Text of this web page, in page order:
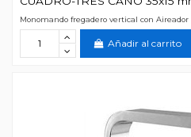
Monomando fregadero vertical con
Añadir al carrito